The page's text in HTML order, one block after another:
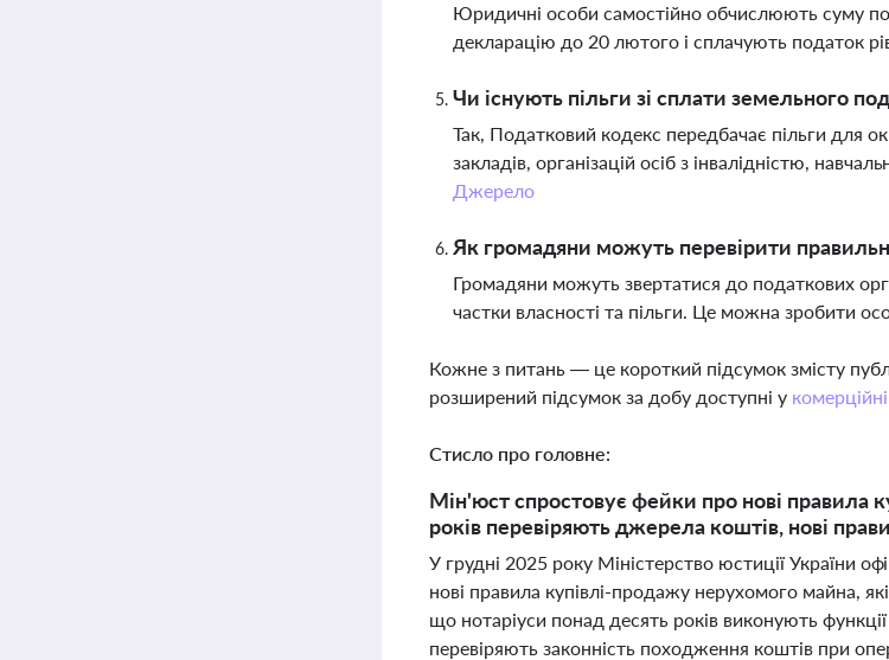
Юридичні особи самостійно обчислюють суму
декларацію до 20 лютого і сплачують податок
Чи існують пільги зі сплати земельного
Так, Податковий кодекс передбачає пільги для
закладів, організацій осіб з інвалідністю,
Джерело
Як громадяни можуть перевірити
Громадяни можуть звертатися до податкових
частки власності та пільги. Це можна зробити
Кожне з питань — це короткий підсумок змісту
розширений підсумок за добу доступні у
Стисло про головне:
Мін'юст спростовує фейки про нові правила
років перевіряють джерела коштів, нові
У грудні 2025 року Міністерство юстиції України
нові правила купівлі-продажу нерухомого майна,
що нотаріуси понад десять років виконують
перевіряють законність походження коштів при